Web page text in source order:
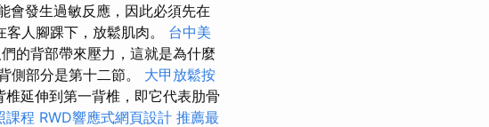
會發生過敏反應，因此必須先在
人腳踝下，放鬆肌肉。 台中美
的背部帶來壓力，這就是為什麼
側部分是第十二節。 大甲放鬆按
椎延伸到第一背椎，即它代表肋骨
課程 RWD響應式網頁設計 推薦最